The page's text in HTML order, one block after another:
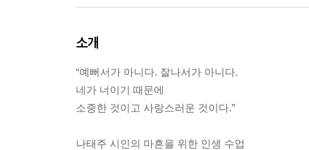
소개
“예뻐서가 아니다. 잘나서가 아니다.
네가 너이기 때문에
소중한 것이고 사랑스러운 것이다.”
나태주 시인의 마흔을 위한 인생 수업